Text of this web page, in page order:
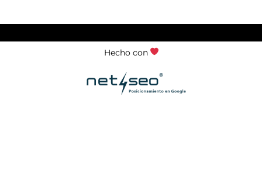
Hecho con